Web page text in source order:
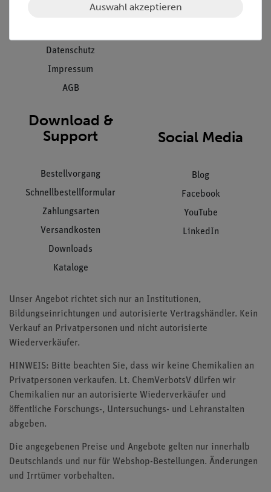
Datenschutz
Impressum
AGB
Inbetriebnahme & Schulungen
Download &
Support
Bestellvorgang
Schnellbestellformular
Zahlungsarten
Versandkosten
Downloads
Kataloge
Social Media
Blog
Facebook
YouTube
LinkedIn
Unser Angebot richtet sich nur an Institutionen,
Bildungseinrichtungen und autorisierte Vertragshändler. Kein
Verkauf an Privatpersonen und nicht autorisierte
Wiederverkäufer.
HINWEIS: Bitte beachten Sie, dass wir keine Chemikalien an
Privatpersonen verkaufen. Lt. ChemVerbotsV dürfen wir
Chemikalien nur an autorisierte Wiederverkäufer und
öffentliche Forschungs-, Untersuchungs- und Lehranstalten
abgeben.
Die angegebenen Preise und Angebote gelten nur innerhalb
Deutschlands und nur für Webshop-Bestellungen. Änderungen
und Irrtümer vorbehalten.
Auswahl akzeptieren